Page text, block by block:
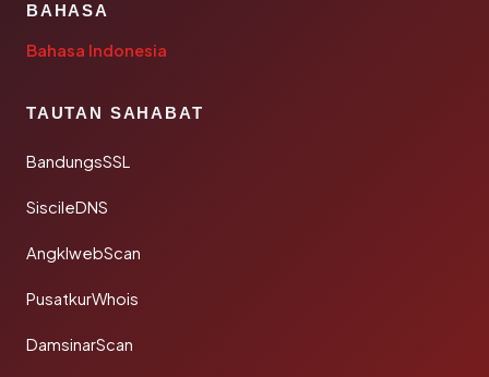
BAHASA
Bahasa Indonesia
TAUTAN SAHABAT
BandungsSSL
SiscileDNS
AngklwebScan
PusatkurWhois
DamsinarScan